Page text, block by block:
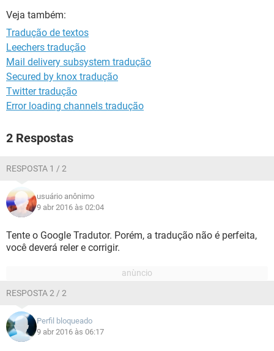
INSTAGRAM
GUIA DE COMPRAS
Veja também:
Tradução de textos
Leechers tradução
Mail delivery subsystem tradução
Secured by knox tradução
Twitter tradução
Error loading channels tradução
2 Respostas
RESPOSTA 1 / 2
usuário anônimo
9 abr 2016 às 02:04
Tente o Google Tradutor. Porém, a tradução não é perfeita,
você deverá reler e corrigir.
RESPOSTA 2 / 2
Perfil bloqueado
9 abr 2016 às 06:17